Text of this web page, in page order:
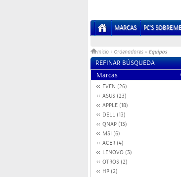
MARCAS PC'S
Inicio > Ordenadores » Equipos
REFINAR BÚSQUEDA
Marcas
EVEN (26)
ASUS (23)
APPLE (18)
DELL (13)
QNAP (13)
MSI (6)
ACER (4)
LENOVO (3)
OTROS (2)
HP (2)